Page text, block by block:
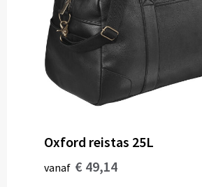
Gereedschap
Persoonlijke verzorging
Zonnebrillen
Verpakkingen
Oxford reistas 25L
vanaf € 49,14